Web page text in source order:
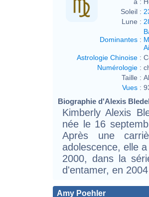
Soleil :
Lune :
Dominantes :
Astrologie Chinoise :
Numérologie :
Taille :
Vues :
Biographie d'Alexis
Kimberly Alexis
née le 16
Après une
adolescence, elle
2000, dans la
d'entamer, en
Amy Poehler